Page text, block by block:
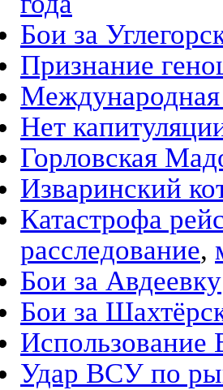
Бои за
Признание
Международная
Нет
Горловская
Изваринский
Катастрофа
расследование,
Бои за Авдеевку
Бои за
Удар ВСУ по